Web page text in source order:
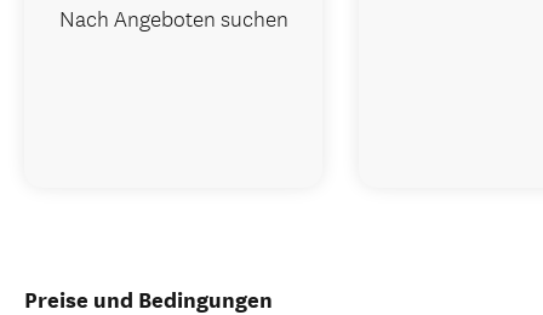
Preise und Bedingungen
Nach Angeboten suchen